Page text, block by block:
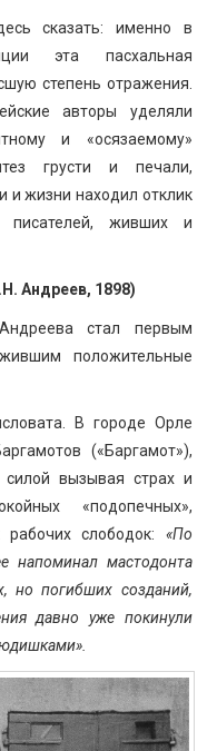
сказать: именно в
эта пасхальная
степень отражения.
авторы уделяли
и «осязаемому»
грусти и печали,
и жизни находил отклик
писателей, живших и
Андреев, 1898)
стал первым
положительные
В городе Орле
(«Баргамот»),
силой вызывая страх и
«подопечных»,
рабочих слободок: «По
напоминал мастодонта
но погибших созданий,
давно уже покинули